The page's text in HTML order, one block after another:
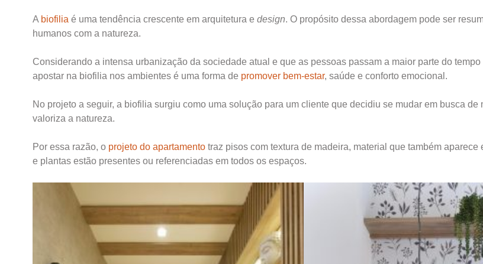
A biofilia é uma tendência crescente em arquitetura e design. O propósito dessa abordagem pode ser
humanos com a natureza.
Considerando a intensa urbanização da sociedade atual e que as pessoas passam a maior parte do
apostar na biofilia nos ambientes é uma forma de promover bem-estar, saúde e conforto emocional.
No projeto a seguir, a biofilia surgiu como uma solução para um cliente que decidiu se mudar em busca de
valoriza a natureza.
Por essa razão, o projeto do apartamento traz pisos com textura de madeira, material que também aparece
e plantas estão presentes ou referenciadas em todos os espaços.